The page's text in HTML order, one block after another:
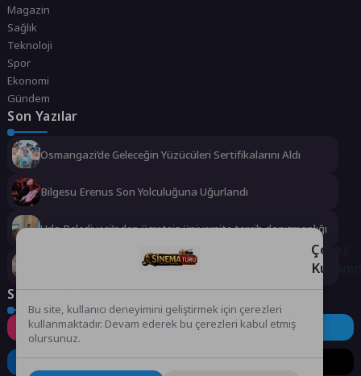
Magazin
Sağlık
Teknoloji
Spor
Ekonomi
Gündem
Son Yazılar
Osmangazi’de Geleceğin Yüzücüleri Sertifikalarını Aldı
Bilgesu Erenus Son Yolculuğuna Uğurlandı
Urla Belediyesi’nden ücretsiz üniversite tercih danışmanlığı
2 milyona yakın aday bu testi çözdü…
Sosyal Medya
Instagram Facebook Twitter
LinkedIn YouTube TikTok
Çerez
Bu site, kullanıcı deneyimini geliştirmek için çerezleri
kullanmaktadır. Devam ederek bu çerezleri kabul etmiş
olursunuz.